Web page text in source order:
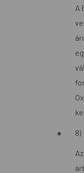
A
8)